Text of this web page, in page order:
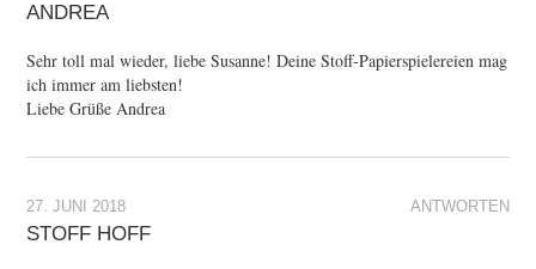
ANDREA
Sehr toll mal wieder, liebe Susanne! Deine Stoff-Papierspielereien mag
ich immer am liebsten!
Liebe Grüße Andrea
ANTWORTEN
27. JUNI 2018
STOFF HOFF